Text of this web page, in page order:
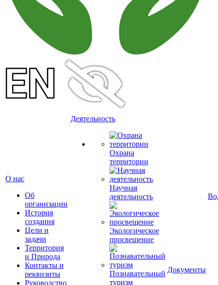
О нас
Об
организации
История
создания
Цели и
задачи
Территория
и Природа
Контакты и
реквизиты
Руководство
Деятельность
Охрана
территории
Научная
деятельность
Экологическое
просвещение
Познавательный
туризм
Документы